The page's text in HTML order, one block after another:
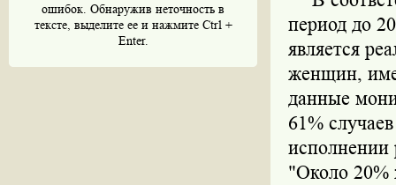
ошибок. Обнаружив неточность в
тексте, выделите ее и нажмите Ctrl +
Enter.
период до
является
женщин,
данные
61%
исполнении
"Около 20%